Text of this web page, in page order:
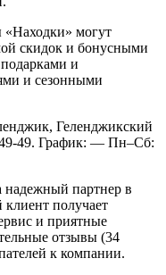
могут
скидок и бонусными
и
и сезонными
Геленджикский
49. График: — Пн–Сб:
надежный партнер в
клиент получает
и приятные
отзывы (34
к компании.